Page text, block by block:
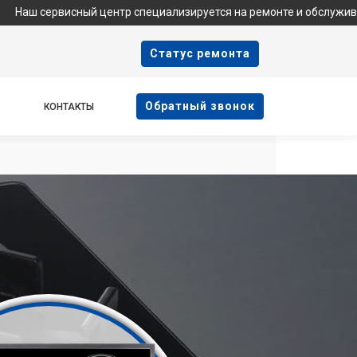
центр специализируется на ремонте и обслуживании
Cтатус ремонта
КОНТАКТЫ Oбратный звонок